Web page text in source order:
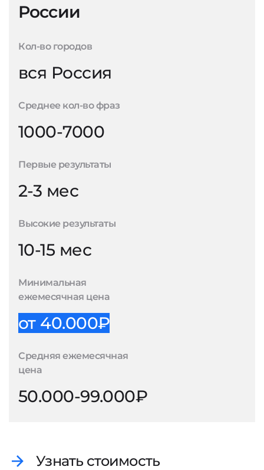
России
Кол-во городов
вся Россия
Среднее кол-во фраз
1000-7000
Первые результаты
2-3 мес
Высокие результаты
10-15 мес
Минимальная
ежемесячная цена
от 40.000₽
Средняя ежемесячная
цена
50.000-99.000₽
Узнать стоимость